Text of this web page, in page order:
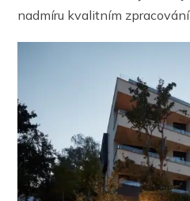
nadmíru kvalitním